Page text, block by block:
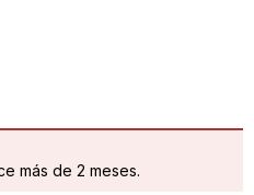
más de 2 meses.